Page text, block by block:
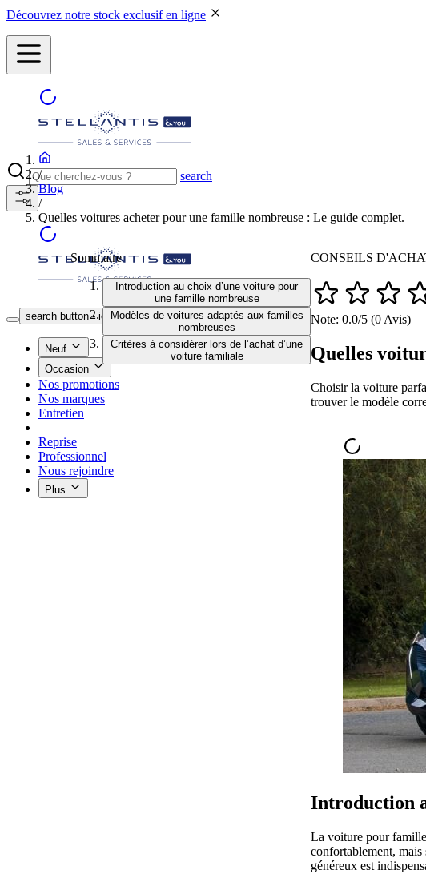
Découvrez notre stock exclusif en ligne
search
search button - icon NOS CONCESSIONS
Neuf
Occasion
Nos promotions
Nos marques
Entretien
Reprise
Professionnel
Nous rejoindre
Plus
/
Blog
/
Quelles voitures acheter pour une famille nombreuse : Le guide complet.
Sommaire
Introduction au choix d’une voiture pour
une famille nombreuse
Modèles de voitures adaptés aux familles
nombreuses
Critères à considérer lors de l’achat d’une
voiture familiale
CONSEILS
Note: 0.0/5 (0 Avis)
Quelles
Choisir la voiture
trouver le modèle
Introduction
La voiture pour famille
confortablement, mais
généreux est